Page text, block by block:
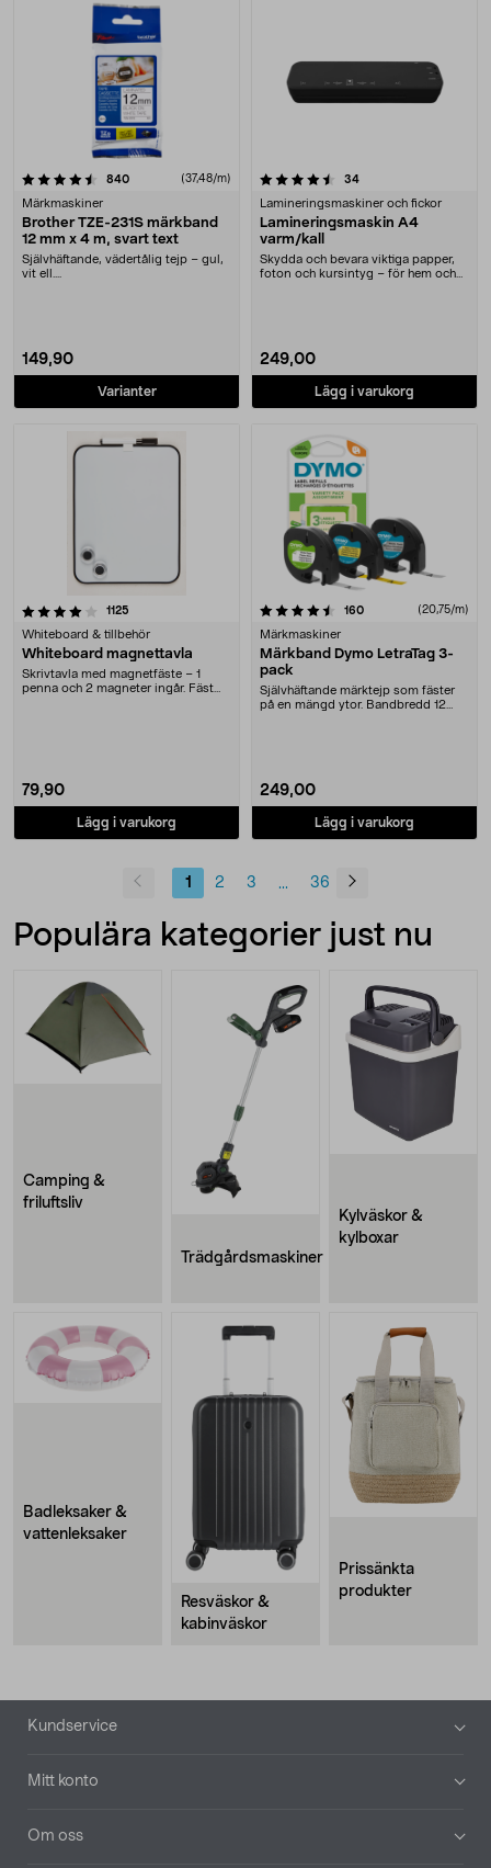
840recensioner(37,48/m)
Märkmaskiner
Brother TZE-231S märkband
12 mm x 4 m, svart text
Självhäftande, vädertålig tejp – gul,
vit ell....
149,90
Varianter
4.5 av 5 stjärnor 34recensioner
Lamineringsmaskiner och fickor
Lamineringsmaskin A4
varm/kall
Skydda och bevara viktiga papper,
foton och kursintyg – för hem och
249,00
Lägg i varukorg
1125
Whiteboard & tillbehör
Whiteboard magnettavla
Skrivtavla med magnetfäste – 1
penna och 2 magneter ingår. Fäst
79,90
Lägg i varukorg
4.5 av 5 stjärnor 160recensioner(20,75/m)
Märkmaskiner
Märkband Dymo LetraTag 3-
pack
Självhäftande märktejp som fäster
på en mängd ytor. Bandbredd 12
249,00
Lägg i varukorg
1 2 3 ... 36
Populära kategorier just nu
Camping &
friluftsliv
Trädgårdsmaskiner
Kylväskor &
kylboxar
Badleksaker &
vattenleksaker
Resväskor &
kabinväskor
Prissänkta
produkter
Sidfot
Kundservice
Mitt konto
Om oss